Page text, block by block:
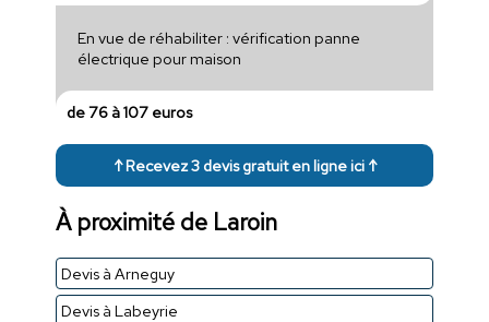
En vue de réhabiliter : vérification panne
électrique pour maison
de 76 à 107 euros
↑ Recevez 3 devis gratuit en ligne ici ↑
À proximité de Laroin
Devis à Arneguy
Devis à Labeyrie